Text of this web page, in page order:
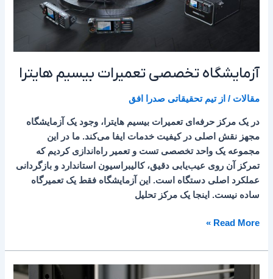
آزمایشگاه تخصصی تعمیرات بیسیم هایترا
مقالات / از تیم تحقیقاتی صدرا افق
در یک مرکز حرفه‌ای تعمیرات بیسیم هایترا، وجود یک آزمایشگاه
مجهز نقش اصلی در کیفیت خدمات ایفا می‌کند. ما در این
مجموعه یک واحد تخصصی تست و تعمیر راه‌اندازی کردیم که
تمرکز آن روی عیب‌یابی دقیق، کالیبراسیون استاندارد و بازگردانی
عملکرد اصلی دستگاه است. این آزمایشگاه فقط یک تعمیرگاه
ساده نیست. اینجا یک مرکز تحلیل
Read More »